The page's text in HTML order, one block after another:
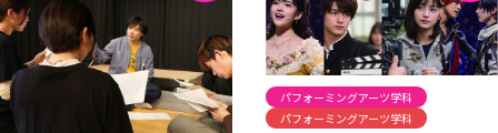
パフォーミングアーツ学科
パフォーミングアーツ学科